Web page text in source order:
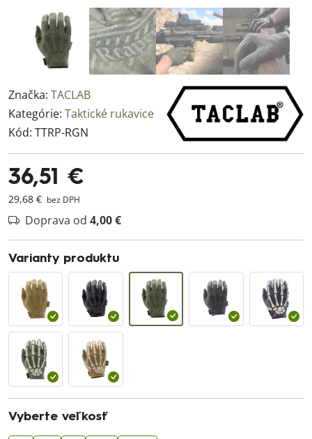
Značka: TACLAB
Kategórie: Taktické rukavice
Kód: TTRP-RGN
36,51 €
29,68 € bez DPH
Doprava od 4,00 €
Varianty produktu
Vyberte veľkosť